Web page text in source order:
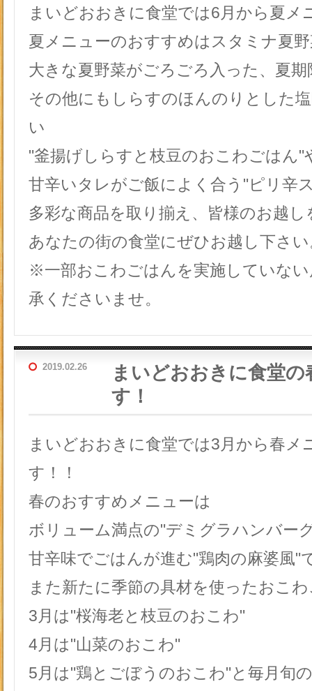
まいどおおきに食堂では6月から夏メ
夏メニューのおすすめはスタミナ夏
大きな夏野菜がごろごろ入った、夏
その他にもしらすのほんのりとした
い
"釜揚げしらすと枝豆のおこわごはん"
甘辛いタレがご飯によく合う"ピリ辛
多彩な商品を取り揃え、皆様のお越
あなたの街の食堂にぜひお越し下さ
※一部おこわごはんを実施していな
承くださいませ。
2019.02.26
まいどおおきに食堂
す！
まいどおおきに食堂では3月から春メ
す！！
春のおすすめメニューは
ボリューム満点の"デミグラハンバー
甘辛味でごはんが進む"鶏肉の麻婆風"
また新たに季節の具材を使ったおこ
3月は"桜海老と枝豆のおこわ"
4月は"山菜のおこわ"
5月は"鶏とごぼうのおこわ"と毎月旬